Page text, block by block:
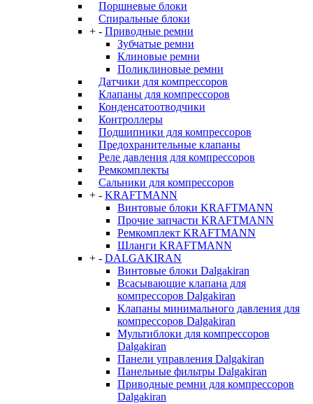
Поршневые блоки
Спиральные блоки
+ - Приводные ремни
Зубчатые ремни
Клиновые ремни
Поликлиновые ремни
Датчики для компрессоров
Клапаны для компрессоров
Конденсатоотводчики
Контроллеры
Подшипники для компрессоров
Предохранительные клапаны
Реле давления для компрессоров
Ремкомплекты
Сальники для компрессоров
+ - KRAFTMANN
Винтовые блоки KRAFTMANN
Прочие запчасти KRAFTMANN
Ремкомплект KRAFTMANN
Шланги KRAFTMANN
+ - DALGAKIRAN
Винтовые блоки Dalgakiran
Всасывающие клапана для
компрессоров Dalgakiran
Клапаны минимального давления для
компрессоров Dalgakiran
Мультиблоки для компрессоров
Dalgakiran
Панели управления Dalgakiran
Панельные фильтры Dalgakiran
Приводные ремни для компрессоров
Dalgakiran